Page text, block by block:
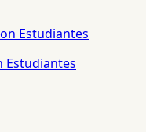
Estudiantes